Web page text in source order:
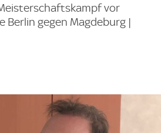
vor
Berlin gegen Magdeburg |